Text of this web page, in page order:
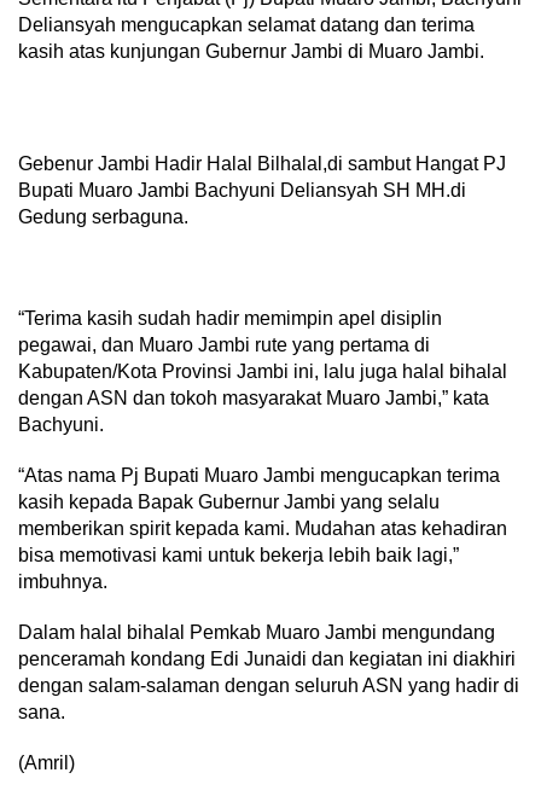
Deliansyah mengucapkan selamat datang dan terima
kasih atas kunjungan Gubernur Jambi di Muaro Jambi.
Gebenur Jambi Hadir Halal Bilhalal,di sambut Hangat PJ
Bupati Muaro Jambi Bachyuni Deliansyah SH MH.di
Gedung serbaguna.
“Terima kasih sudah hadir memimpin apel disiplin
pegawai, dan Muaro Jambi rute yang pertama di
Kabupaten/Kota Provinsi Jambi ini, lalu juga halal bihalal
dengan ASN dan tokoh masyarakat Muaro Jambi,” kata
Bachyuni.
“Atas nama Pj Bupati Muaro Jambi mengucapkan terima
kasih kepada Bapak Gubernur Jambi yang selalu
memberikan spirit kepada kami. Mudahan atas kehadiran
bisa memotivasi kami untuk bekerja lebih baik lagi,”
imbuhnya.
Dalam halal bihalal Pemkab Muaro Jambi mengundang
penceramah kondang Edi Junaidi dan kegiatan ini diakhiri
dengan salam-salaman dengan seluruh ASN yang hadir di
sana.
(Amril)